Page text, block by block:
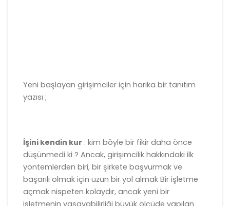
Yeni başlayan girişimciler için harika bir tanıtım
yazısı ;
İşini kendin kur : kim böyle bir fikir daha önce
düşünmedi ki ? Ancak, girişimcilik hakkındaki ilk
yöntemlerden biri, bir şirkete başvurmak ve
başarılı olmak için uzun bir yol almak Bir işletme
açmak nispeten kolaydır, ancak yeni bir
işletmenin yaşayabilirliği büyük ölçüde yapılan